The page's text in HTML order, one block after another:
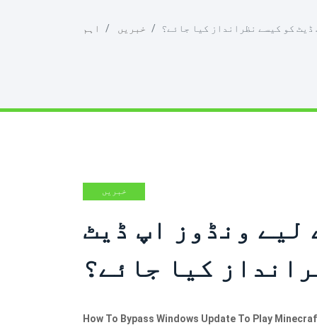
اہم خبریں کو کیسے نظرانداز کیا جائے؟
خبریں
لیے ونڈوز اپ ڈیٹ
کیا جائے؟
How To Bypass Windows Update To Play